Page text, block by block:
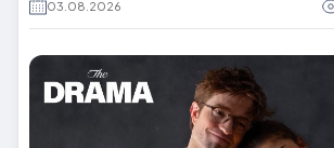
03.08.2026